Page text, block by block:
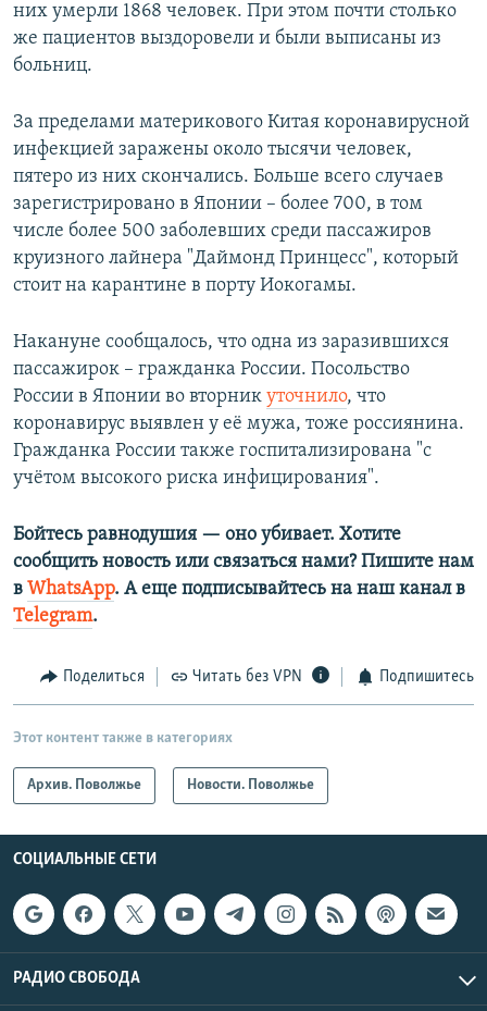
них умерли 1868 человек. При этом почти столько
же пациентов выздоровели и были выписаны из
больниц.
За пределами материкового Китая коронавирусной
инфекцией заражены около тысячи человек,
пятеро из них скончались. Больше всего случаев
зарегистрировано в Японии – более 700, в том
числе более 500 заболевших среди пассажиров
круизного лайнера "Даймонд Принцесс", который
стоит на карантине в порту Иокогамы.
Накануне сообщалось, что одна из заразившихся
пассажирок – гражданка России. Посольство
России в Японии во вторник уточнило, что
коронавирус выявлен у её мужа, тоже россиянина.
Гражданка России также госпитализирована "с
учётом высокого риска инфицирования".
Бойтесь равнодушия — оно убивает. Хотите
сообщить новость или связаться нами? Пишите нам
в WhatsApp. А еще подписывайтесь на наш канал в
Telegram.
Поделиться Читать без VPN Подпишитесь
Этот контент также в категориях
Архив. Поволжье Новости. Поволжье
СОЦИАЛЬНЫЕ СЕТИ
РАДИО СВОБОДА